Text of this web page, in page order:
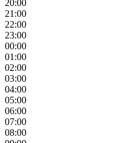
20:00
21:00
22:00
23:00
00:00
01:00
02:00
03:00
04:00
05:00
06:00
07:00
08:00